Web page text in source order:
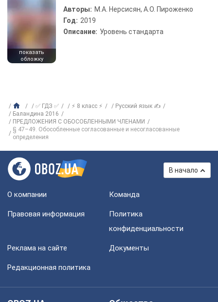
показать
обложку
Авторы: М.А. Нерсисян, А.О. Пироженко
Год: 2019
Описание: Уровень стандарта
✅ ГДЗ ✅ ⚡ 8 класс ⚡
Русский язык ✍
Баландина 2016
ПРЕДЛОЖЕНИЯ С ОБОСОБЛЕННЫМИ ЧЛЕНАМИ
§ 47–49. Обособленные согласованные и несогласованные
определения
В начало
О компании Команда
Правовая информация
Политика
конфиденциальности
Реклама на сайте Документы
Редакционная политика